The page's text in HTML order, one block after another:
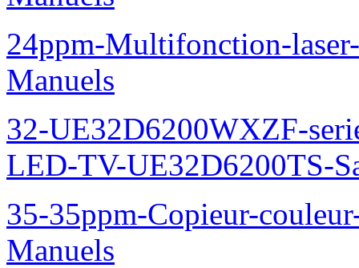
24ppm-Multifonction-
Manuels
32-UE32D6200WXZF-
LED-TV-UE32D6200TS-
35-35ppm-Copieur-
Manuels